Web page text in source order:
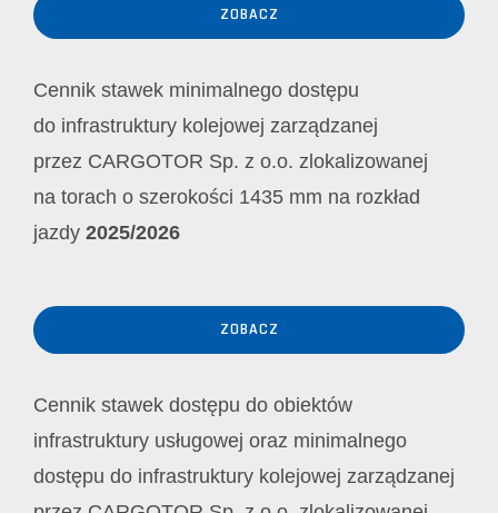
ZOBACZ
Cennik stawek minimalnego dostępu
do infrastruktury kolejowej zarządzanej
przez CARGOTOR Sp. z o.o. zlokalizowanej
na torach o szerokości 1435 mm na rozkład
jazdy 2025/2026
ZOBACZ
Cennik stawek dostępu do obiektów
infrastruktury usługowej oraz minimalnego
dostępu do infrastruktury kolejowej zarządzanej